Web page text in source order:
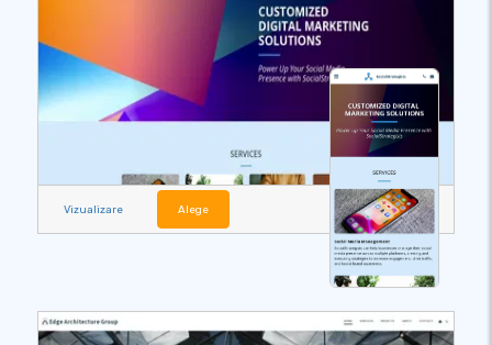
Vizualizare Alege